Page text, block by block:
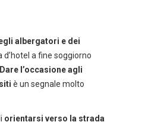
albergatori e dei
a fine soggiorno
Dare l’occasione agli
è un segnale molto
orientarsi verso la strada